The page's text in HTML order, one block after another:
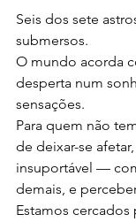
Seis dos sete
submersos.
O mundo acorda
desperta num
sensações.
Para quem não
de deixar-se
insuportável —
demais, e
Estamos